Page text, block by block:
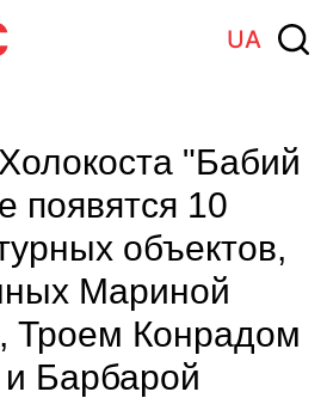
UA
"Бабий
появятся 10
объектов,
Мариной
Троем Конрадом
Барбарой